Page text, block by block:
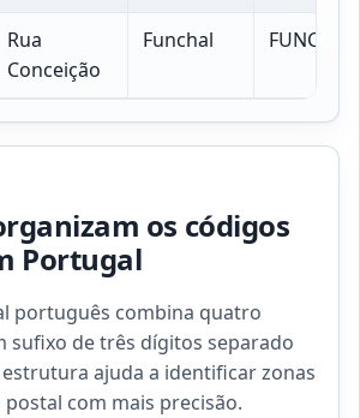
Rua
Conceição
Funchal FUNCHAL
os códigos
Portugal
português combina quatro
sufixo de três dígitos separado
ajuda a identificar zonas
com mais precisão.